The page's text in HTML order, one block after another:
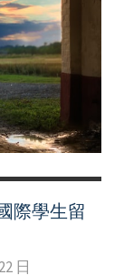
際學生留
日